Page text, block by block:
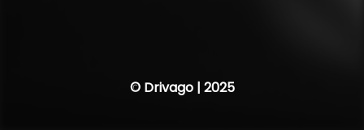
© Drivago | 2025